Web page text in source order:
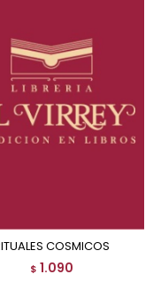
RITUALES COSMICOS
$ 1.090